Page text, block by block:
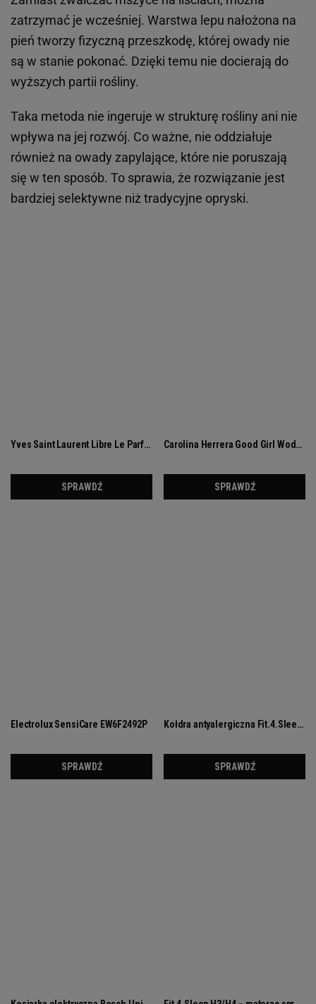
zatrzymać je wcześniej. Warstwa lepu nałożona na
pień tworzy fizyczną przeszkodę, której owady nie
są w stanie pokonać. Dzięki temu nie docierają do
wyższych partii rośliny.
Taka metoda nie ingeruje w strukturę rośliny ani nie
wpływa na jej rozwój. Co ważne, nie oddziałuje
również na owady zapylające, które nie poruszają
się w ten sposób. To sprawia, że rozwiązanie jest
bardziej selektywne niż tradycyjne opryski.